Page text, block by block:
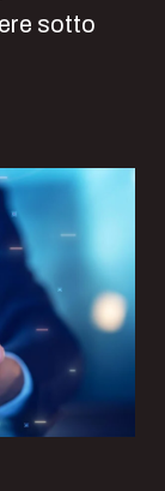
sotto